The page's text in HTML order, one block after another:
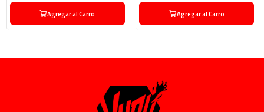
Agregar al Carro Agregar al Carro